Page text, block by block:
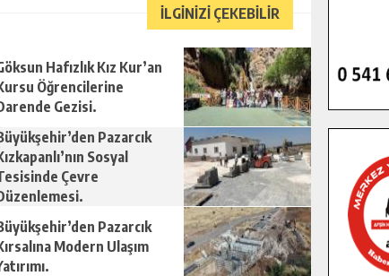
İLGİNİZİ ÇEKEBİLİR
Hafızlık Kız Kur’an
Öğrencilerine
Gezisi.
Pazarcık
Sosyal
Çevre
Pazarcık
Modern Ulaşım